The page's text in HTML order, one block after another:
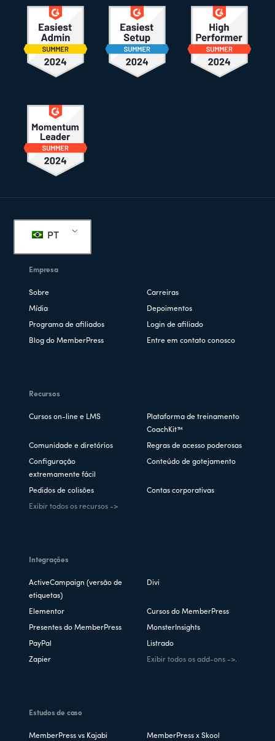
PT
Empresa
Sobre Carreiras
Mídia Depoimentos
Programa de afiliados Login de afiliado
Blog do MemberPress Entre em contato conosco
Recursos
Cursos on-line e LMS
Plataforma de treinamento
CoachKit™
Comunidade e diretórios Regras de acesso poderosas
Configuração
extremamente fácil
Conteúdo de gotejamento
Pedidos de colisões Contas corporativas
Exibir todos os recursos ->
Integrações
ActiveCampaign (versão de
etiquetas)
Divi
Elementor Cursos do MemberPress
Presentes do MemberPress MonsterInsights
PayPal Listrado
Zapier Exibir todos os add-ons ->.
Estudos de caso
MemberPress vs Kajabi MemberPress x Skool